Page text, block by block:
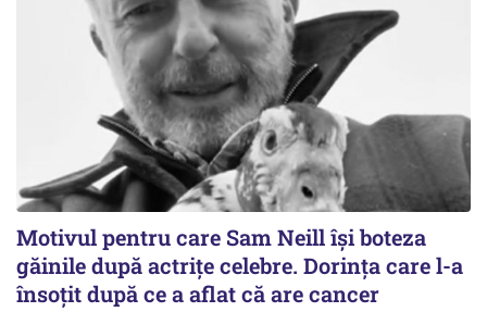
Motivul pentru care Sam Neill își boteza
găinile după actrițe celebre. Dorința care l-a
însoțit după ce a aflat că are cancer